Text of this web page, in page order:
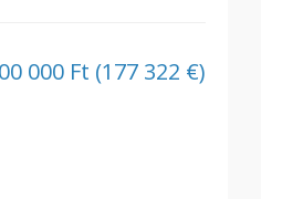
000 Ft (177 322 €)